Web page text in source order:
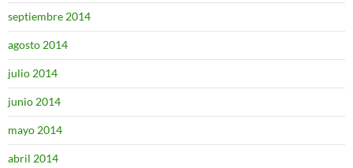
septiembre 2014
agosto 2014
julio 2014
junio 2014
mayo 2014
abril 2014